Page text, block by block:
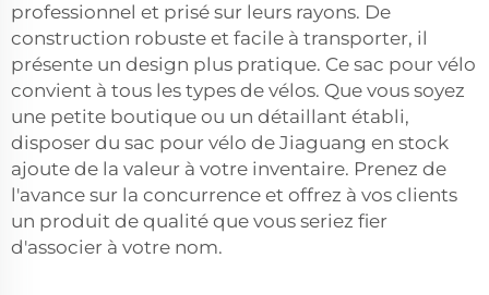
professionnel et prisé sur leurs rayons. De
construction robuste et facile à transporter, il
présente un design plus pratique. Ce sac pour vélo
convient à tous les types de vélos. Que vous soyez
une petite boutique ou un détaillant établi,
disposer du sac pour vélo de Jiaguang en stock
ajoute de la valeur à votre inventaire. Prenez de
l'avance sur la concurrence et offrez à vos clients
un produit de qualité que vous seriez fier
d'associer à votre nom.